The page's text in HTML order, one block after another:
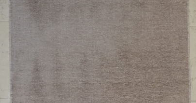
Kilim
Vintage
Moderni
Outlet
Pelli